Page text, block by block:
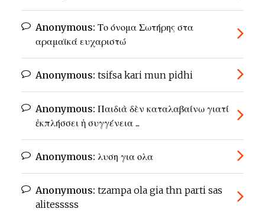
Anonymous: Το όνομα Σωτήρης στα
αραμαϊκά ευχαριστώ
Anonymous: tsifsa kari mun pidhi
Anonymous: Παιδιὰ δὲν καταλαβαίνω γιατί
ἐκπλήσσει ἡ συγγένεια ...
Anonymous: λυση για ολα
Anonymous: tzampa ola gia thn parti sas
alitesssss